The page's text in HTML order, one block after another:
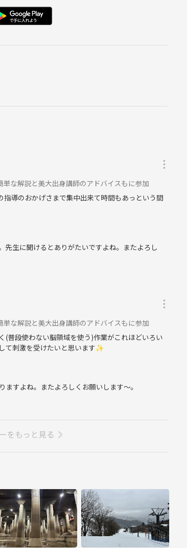
な解説と美大出身講師のアドバイスもに参加
導のおかげさまで集中出来て時間もあっという間
生に聞けるとありがたいですよね。またよろし
な解説と美大出身講師のアドバイスもに参加
(普段使わない脳領域を使う)作業がこれほどいろい
て刺激を受けたいと思います✨
すよね。またよろしくお願いします〜。
をもっと見る